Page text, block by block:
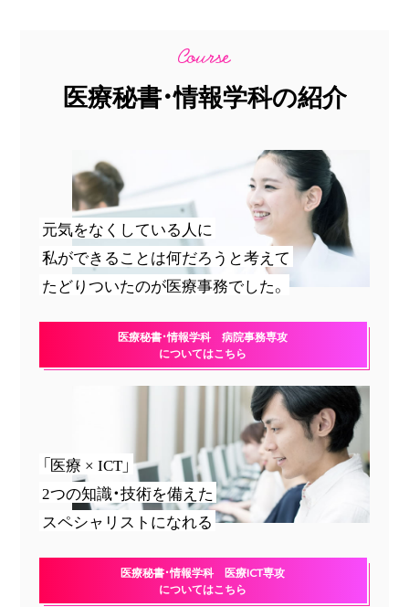
医療秘書・情報学科の紹介
元気をなくしている人に
私ができることは何だろうと考えて
たどりついたのが医療事務でした。
医療秘書・情報学科 病院事務専攻
についてはこちら
「医療 × ICT」
2つの知識・技術を備えた
スペシャリストになれる
医療秘書・情報学科 医療ICT専攻
についてはこちら